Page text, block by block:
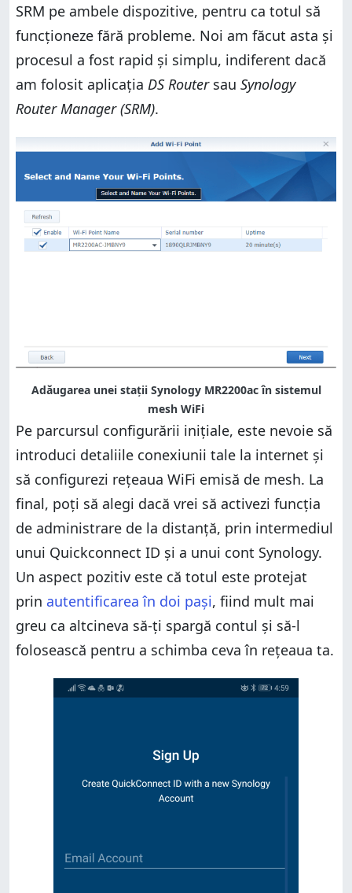
SRM pe ambele dispozitive, pentru ca totul să
funcționeze fără probleme. Noi am făcut asta și
procesul a fost rapid și simplu, indiferent dacă
am folosit aplicația DS Routersau Synology
Router Manager (SRM).
Adăugarea unei stații Synology MR2200ac în sistemul
mesh WiFi
Pe parcursul configurării inițiale, este nevoie să
introduci detaliile conexiunii tale la internet și
să configurezi rețeaua WiFi emisă de mesh. La
final, poți să alegi dacă vrei să activezi funcția
de administrare de la distanță, prin intermediul
unui Quickconnect ID și a unui cont Synology.
Un aspect pozitiv este că totul este protejat
prin autentificarea în doi pași, fiind mult mai
greu ca altcineva să-ți spargă contul și să-l
folosească pentru a schimba ceva în rețeaua ta.